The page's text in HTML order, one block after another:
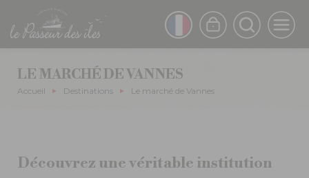
contenu
principal
FRENCH
ENGLISH
LE MARCHÉ DE VANNES
Fil
Accueil Destinations Le marché de Vannes
Découvrez une véritable institution